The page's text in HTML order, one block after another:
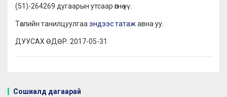
(51)-264269 дугаарын утсаар өгнө үү.
Төслийн танилцуулгааэндээс татажавна уу.
ДУУСАХ ӨДӨР: 2017-05-31
Сошиалд дагаарай